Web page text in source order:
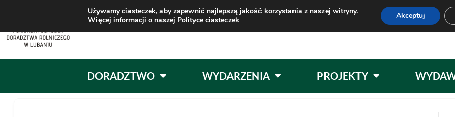
DORADZTWO WYDARZENIA PROJEKTY
Używamy ciasteczek, aby zapewnić najlepszą jakość korzystania z naszej witryny.
Więcej informacji o naszej Polityce ciasteczek Akceptuj